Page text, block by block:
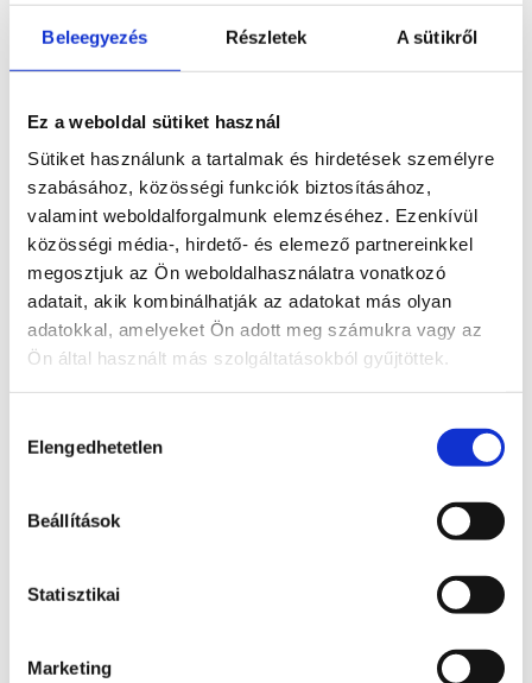
Beleegyezés Részletek A sütikről
Ez a weboldal sütiket használ
Sütiket használunk a tartalmak és hirdetések személyre
szabásához, közösségi funkciók biztosításához,
valamint weboldalforgalmunk elemzéséhez. Ezenkívül
közösségi média-, hirdető- és elemező partnereinkkel
megosztjuk az Ön weboldalhasználatra vonatkozó
adatait, akik kombinálhatják az adatokat más olyan
adatokkal, amelyeket Ön adott meg számukra vagy az
Ön által használt más szolgáltatásokból gyűjtöttek.
kiválasztása
Elengedhetetlen
Beállítások
Statisztikai
Marketing
Kérjük, jelentkezz be, hogy lásd a hűségprogram állapotát.